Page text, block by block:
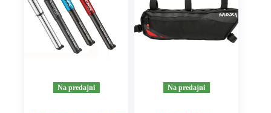
Na predajni Na predajni